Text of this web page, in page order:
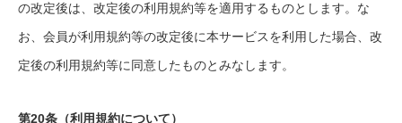
の改定後は、改定後の利用規約等を適用するものとします。な
お、会員が利用規約等の改定後に本サービスを利用した場合、改
定後の利用規約等に同意したものとみなします。
第20条（利用規約について）